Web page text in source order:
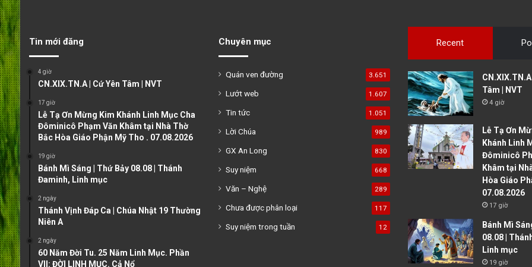
Tin mới đăng
4 giờ
CN.XIX.TN.A | Cứ Yên Tâm | NVT
17 giờ
Lễ Tạ Ơn Mừng Kim Khánh Linh Mục Cha
Đôminicô Phạm Văn Khâm tại Nhà Thờ
Bắc Hòa Giáo Phận Mỹ Tho . 07.08.2026
19 giờ
Bánh Mì Sáng | Thứ Bảy 08.08 | Thánh
Đaminh, Linh mục
2 ngày
Thánh Vịnh Đáp Ca | Chúa Nhật 19 Thường
Niên A
2 ngày
60 Năm Đời Tu. 25 Năm Linh Mục. Phần
VII: ĐỜI LINH MỤC. Cả Nổ
Chuyên mục
Quán ven đường 3.651
Lướt web 1.607
Tin tức 1.051
Lời Chúa 989
GX An Long 830
Suy niệm 668
Văn – Nghệ 289
Chưa được phân loại 117
Suy niệm trong tuần 12
Recent
Tâm | NVT
4 giờ
Lễ Tạ Ơn
Khánh Linh
Đôminicô
Khâm tại
Hòa Giáo
07.08.2026
17 giờ
Bánh Mì
08.08 |
Linh mục
19 giờ